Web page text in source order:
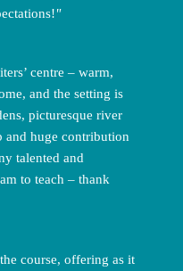
centre – warm,
and the setting is
picturesque river
and huge contribution
talented and
to teach – thank
course, offering as it